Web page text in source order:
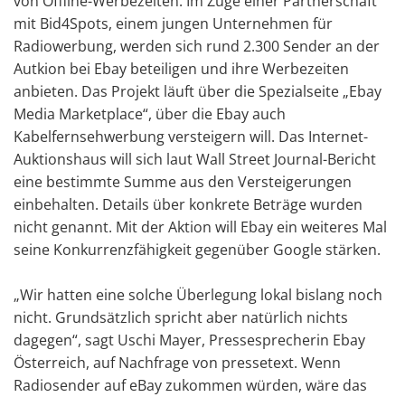
mit Bid4Spots, einem jungen Unternehmen für
Radiowerbung, werden sich rund 2.300 Sender an der
Autkion bei Ebay beteiligen und ihre Werbezeiten
anbieten. Das Projekt läuft über die Spezialseite „Ebay
Media Marketplace“, über die Ebay auch
Kabelfernsehwerbung versteigern will. Das Internet-
Auktionshaus will sich laut Wall Street Journal-Bericht
eine bestimmte Summe aus den Versteigerungen
einbehalten. Details über konkrete Beträge wurden
nicht genannt. Mit der Aktion will Ebay ein weiteres Mal
seine Konkurrenzfähigkeit gegenüber Google stärken.
„Wir hatten eine solche Überlegung lokal bislang noch
nicht. Grundsätzlich spricht aber natürlich nichts
dagegen“, sagt Uschi Mayer, Pressesprecherin Ebay
Österreich, auf Nachfrage von pressetext. Wenn
Radiosender auf eBay zukommen würden, wäre das